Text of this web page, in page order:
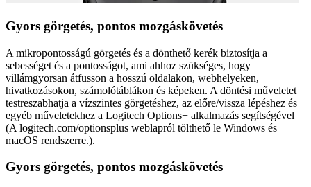
Gyors görgetés, pontos mozgáskövetés
A mikropontosságú görgetés és a dönthető kerék biztosítja a
sebességet és a pontosságot, ami ahhoz szükséges, hogy
villámgyorsan átfusson a hosszú oldalakon, webhelyeken,
hivatkozásokon, számolótáblákon és képeken. A döntési műveletet
testreszabhatja a vízszintes görgetéshez, az előre/vissza lépéshez és
egyéb műveletekhez a Logitech Options+ alkalmazás segítségével
(A logitech.com/optionsplus weblapról tölthető le Windows és
macOS rendszerre.).
Gyors görgetés, pontos mozgáskövetés